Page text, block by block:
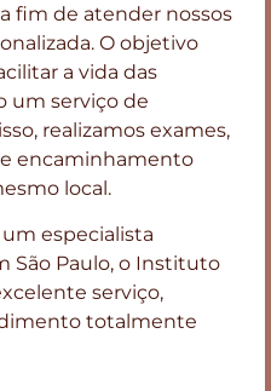
fim de atender nossos
O objetivo
a vida das
um serviço de
realizamos exames,
encaminhamento
local.
especialista
São Paulo, o Instituto
serviço,
totalmente